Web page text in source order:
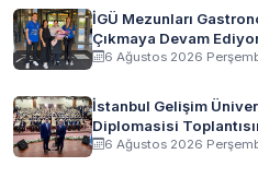
İGÜ Mezunları
Çıkmaya Devam
6 Ağustos 2026
İstanbul Gelişim
Diplomasisi
6 Ağustos 2026